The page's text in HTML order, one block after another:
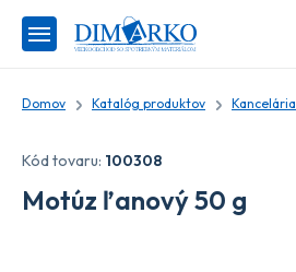
Domov Katalóg produktov Kancelária
Motúz ľanový 50 g
Kód tovaru: 100308